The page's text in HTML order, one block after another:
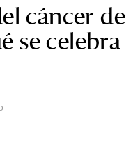
cáncer de
se celebra